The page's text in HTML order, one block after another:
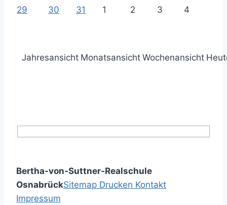
29
30 31 1 2 3 4
Jahresansicht Monatsansicht Wochenansicht
Bertha-von-Suttner-Realschule
OsnabrückSitemap Drucken Kontakt
Impressum